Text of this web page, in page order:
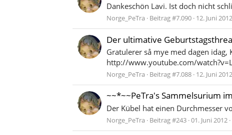
Dankeschön Lavi. Ist doch nicht
Norge_PeTra Beitrag #7.090 12. Juni 2012
Der ultimative
Gratulerer så mye med dagen
http://www.youtube.com/
Norge_PeTra Beitrag #7.088 12. Juni 2012
~~*~~PeTra's Sammelsurium
Der Kübel hat einen Durchmesser
Norge_PeTra Beitrag #243 01. Juni 2012